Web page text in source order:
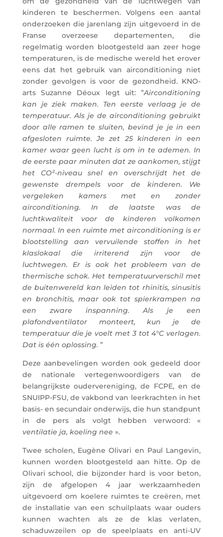
kinderen te beschermen. Volgens een aantal
onderzoeken die jarenlang zijn uitgevoerd in de
Franse overzeese departementen, die
regelmatig worden blootgesteld aan zeer hoge
temperaturen, is de medische wereld het erover
eens dat het gebruik van airconditioning niet
zonder gevolgen is voor de gezondheid. KNO-
arts Suzanne Déoux legt uit: ”Airconditioning
kan je ziek maken. Ten eerste verlaag je de
temperatuur. Als je de airconditioning gebruikt
door alle ramen te sluiten, bevind je je in een
afgesloten ruimte. Je zet 25 kinderen in een
kamer waar geen lucht is om in te ademen. In
de eerste paar minuten dat ze aankomen, stijgt
het CO²-niveau snel en overschrijdt het de
gewenste drempels voor de kinderen. We
vergeleken kamers met en zonder
airconditioning. In de laatste was de
luchtkwaliteit voor de kinderen volkomen
normaal. In een ruimte met airconditioning is er
blootstelling aan vervuilende stoffen in het
klaslokaal die irriterend zijn voor de
luchtwegen. Er is ook het probleem van de
thermische schok. Het temperatuurverschil met
de buitenwereld kan leiden tot rhinitis, sinusitis
en bronchitis, maar ook tot spierkrampen na
een zware inspanning. Als je een
plafondventilator monteert, kun je de
temperatuur die je voelt met 3 tot 4°C verlagen.
Dat is één oplossing. ”
Deze aanbevelingen worden ook gedeeld door
de nationale vertegenwoordigers van de
belangrijkste oudervereniging, de FCPE, en de
SNUIPP-FSU, de vakbond van leerkrachten in het
basis- en secundair onderwijs, die hun standpunt
in de pers als volgt hebben verwoord: «
ventilatie ja, koeling nee ».
Twee scholen, Eugène Olivari en Paul Langevin,
kunnen worden blootgesteld aan hitte. Op de
Olivari school, die bijzonder hard is voor beton,
zijn de afgelopen 4 jaar werkzaamheden
uitgevoerd om koelere ruimtes te creëren, met
de installatie van een schuilplaats waar ouders
kunnen wachten als ze de klas verlaten,
schaduwzeilen op de speelplaats en anti-UV